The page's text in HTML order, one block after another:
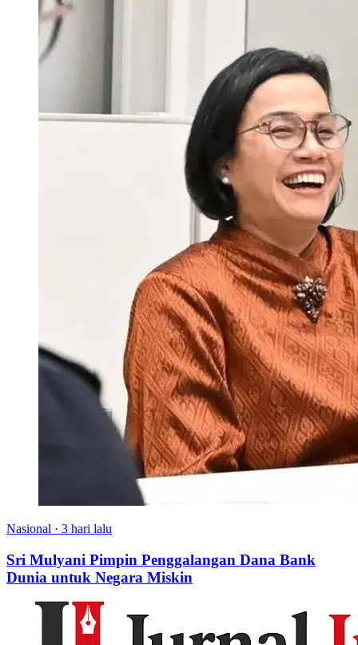
Nasional · 3 hari lalu
Sri Mulyani Pimpin Penggalangan Dana Bank
Dunia untuk Negara Miskin